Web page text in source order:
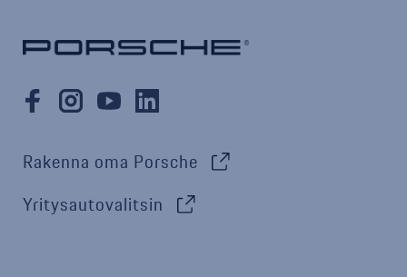
Rakenna oma Porsche
Yritysautovalitsin